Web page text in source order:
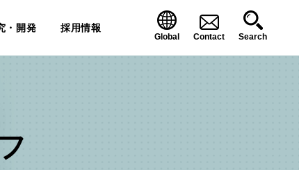
・開発 採用情報
Global Contact Search